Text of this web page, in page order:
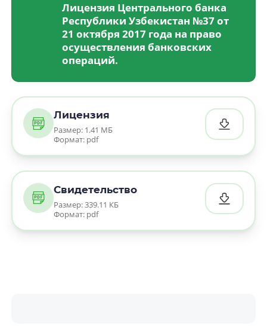
Лицензия Центрального банка
Республики Узбекистан №37 от
21 октября 2017 года на право
осуществления банковских
операций.
Лицензия
Размер: 1.41 МБ
Формат: pdf
Свидетельство
Размер: 339.11 КБ
Формат: pdf